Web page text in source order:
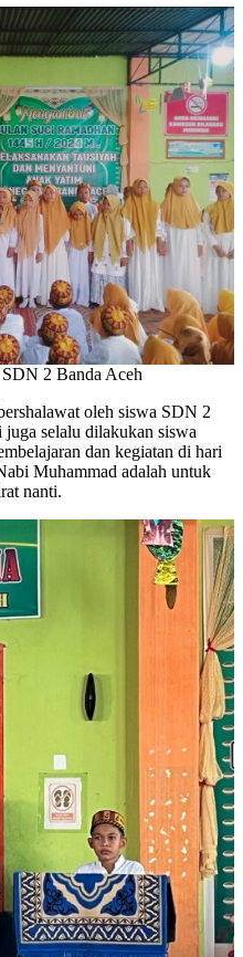
2 Banda Aceh
oleh siswa SDN 2
selalu dilakukan siswa
dan kegiatan di hari
Muhammad adalah untuk
nanti.